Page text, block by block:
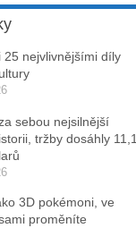
25 nejvlivnějšími díly
sebou nejsilnější
tržby dosáhly 11,1
3D pokémoni, ve
proměníte